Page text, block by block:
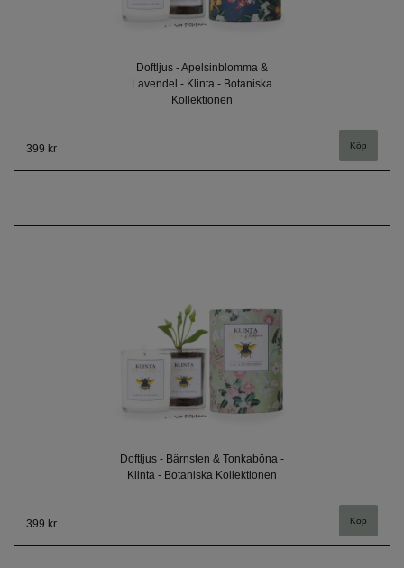
Doftljus - Apelsinblomma &
Lavendel - Klinta - Botaniska
Kollektionen
399 kr
Doftljus - Bärnsten & Tonkaböna -
Klinta - Botaniska Kollektionen
399 kr